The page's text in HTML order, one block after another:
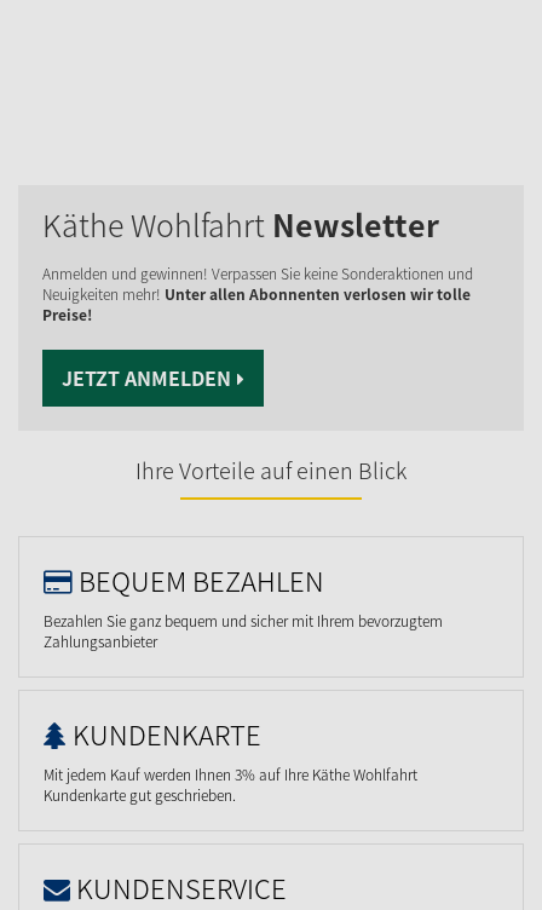
Käthe Wohlfahrt Newsletter
Anmelden und gewinnen! Verpassen Sie keine Sonderaktionen und
Neuigkeiten mehr! Unter allen Abonnenten verlosen wir tolle
Preise!
JETZT ANMELDEN
Ihre Vorteile auf einen Blick
BEQUEM BEZAHLEN
Bezahlen Sie ganz bequem und sicher mit Ihrem bevorzugtem
Zahlungsanbieter
KUNDENKARTE
Mit jedem Kauf werden Ihnen 3% auf Ihre Käthe Wohlfahrt
Kundenkarte gut geschrieben.
KUNDENSERVICE